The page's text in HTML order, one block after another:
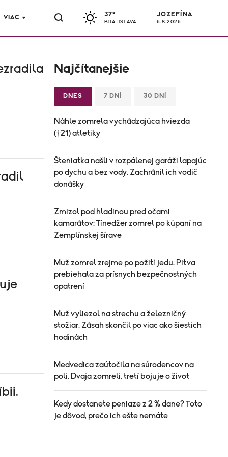
VIAC 37°
BRATISLAVA
JOZEFÍNA
6.8.2026
Najčítanejšie
DNES 7 DNÍ 30 DNÍ
Náhle zomrela vychádzajúca hviezda
(†21) atletiky
Šteniatka našli v rozpálenej garáži lapajúc
po dychu a bez vody. Zachránil ich vodič
donášky
Zmizol pod hladinou pred očami
kamarátov: Tínedžer zomrel po kúpaní na
Zemplínskej šírave
Muž zomrel zrejme po požití jedu. Pitva
prebiehala za prísnych bezpečnostných
opatrení
Muž vyliezol na strechu a železničný
stožiar. Zásah skončil po viac ako šiestich
hodinách
Medvedica zaútočila na súrodencov na
poli. Dvaja zomreli, tretí bojuje o život
Kedy dostanete peniaze z 2 % dane? Toto
je dôvod, prečo ich ešte nemáte